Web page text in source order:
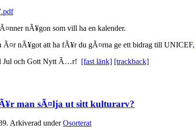
nÃ¥gon som vill ha en kalender.
Ã¤r nÃ¥got att ha fÃ¥r du gÃ¤rna ge ett bidrag till UNICEF,
Jul och Gott Nytt Ã…r! [fast länk] [trackback]
man sÃ¤lja ut sitt kulturarv?
Arkiverad underOsorterat